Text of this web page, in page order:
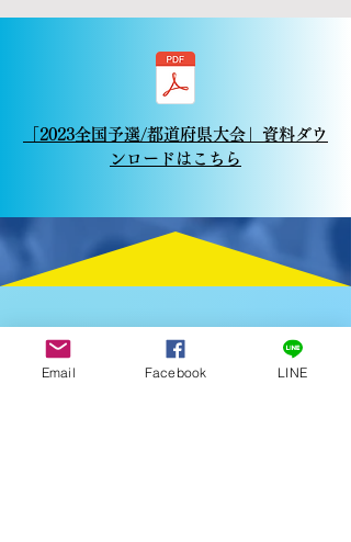
「2023全国予選/都道府県大会」資料ダウ
ンロードはこちら
Email Facebook LINE